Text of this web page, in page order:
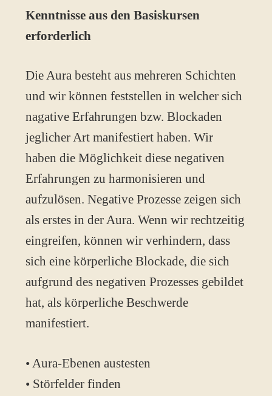
Kenntnisse aus den Basiskursen
erforderlich
Die Aura besteht aus mehreren Schichten
und wir können feststellen in welcher sich
nagative Erfahrungen bzw. Blockaden
jeglicher Art manifestiert haben. Wir
haben die Möglichkeit diese negativen
Erfahrungen zu harmonisieren und
aufzulösen. Negative Prozesse zeigen sich
als erstes in der Aura. Wenn wir rechtzeitig
eingreifen, können wir verhindern, dass
sich eine körperliche Blockade, die sich
aufgrund des negativen Prozesses gebildet
hat, als körperliche Beschwerde
manifestiert.
• Aura-Ebenen austesten
• Störfelder finden